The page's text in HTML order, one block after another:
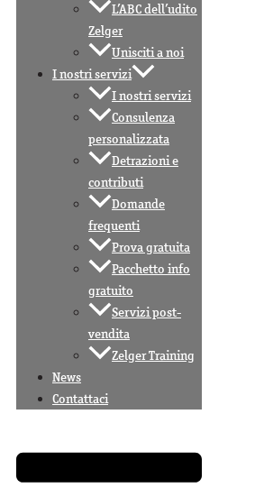
L’ABC dell’udito
Zelger
Unisciti a noi
I nostri servizi
I nostri servizi
Consulenza
personalizzata
Detrazioni e
contributi
Domande
frequenti
Prova gratuita
Pacchetto info
gratuito
Servizi post-
vendita
Zelger Training
News
Contattaci